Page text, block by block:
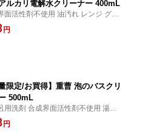
ルカリ電解水クリーナー 400mL
面活性剤不使用 油汚れ レンジ グリ
扇 IH調理器具 冷蔵庫 フローリング
円
量限定/お買得】重曹 泡のバスクリ
500mL
用洗剤 合成界面活性剤不使用 湯あか
れ 泡切れすっきり
円